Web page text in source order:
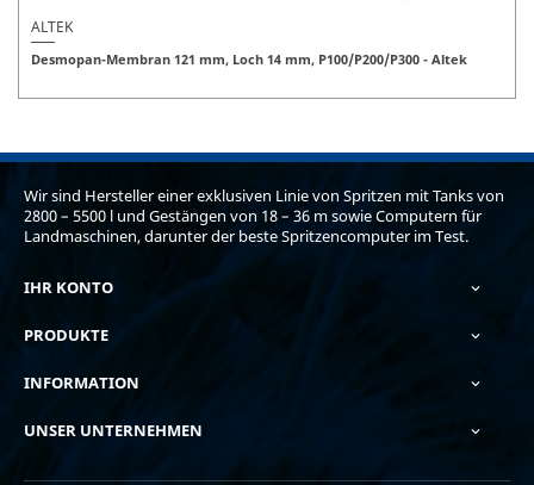
ALTEK
Desmopan-Membran 121 mm, Loch 14 mm, P100/P200/P300 - Altek
Wir sind Hersteller einer exklusiven Linie von Spritzen mit Tanks von
2800 – 5500 l und Gestängen von 18 – 36 m sowie Computern für
Landmaschinen, darunter der beste Spritzencomputer im Test.
IHR KONTO 
PRODUKTE 
INFORMATION 
UNSER UNTERNEHMEN 